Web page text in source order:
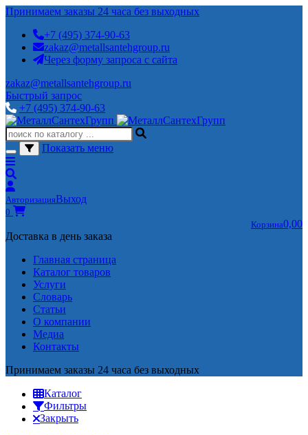
Принимаем заказы 24 часа без выходных
+7 (495) 374-90-63
zakaz@metallsantehgroup.ru
Через форму запроса с сайта
zakaz@metallsantehgroup.ru
Быстрый запрос
+7 (495) 374-90-63
Показать меню
АвторизацияВыход
0
Корзина0,00
Доставка в день заказа
Главная страница
Каталог товаров
Услуги
Словарь
Статьи
О компании
Медиа
Контакты
Принимаем заказы 24 часа без выходных
Каталог
Фильтры
Закрыть